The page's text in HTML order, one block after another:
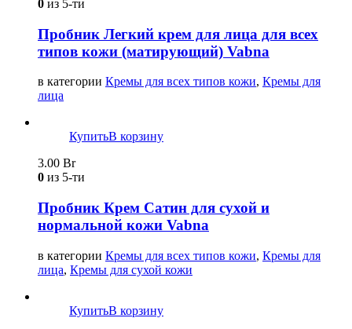
0 из 5-ти
Пробник Легкий крем для лица для всех
типов кожи (матирующий) Vabna
в категории Кремы для всех типов кожи, Кремы для
лица
КупитьВ корзину
3.00 Br
0 из 5-ти
Пробник Крем Сатин для сухой и
нормальной кожи Vabna
в категории Кремы для всех типов кожи, Кремы для
лица, Кремы для сухой кожи
КупитьВ корзину